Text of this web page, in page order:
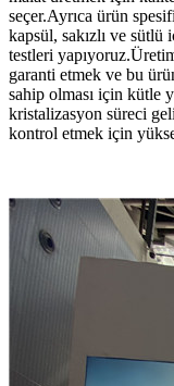
seçer.Ayrıca ürün
kapsül, sakızlı ve sütlü
testleri
garanti etmek ve bu
sahip olması için kütle
kristalizasyon süreci
kontrol etmek için